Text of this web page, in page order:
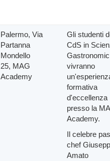
Palermo, Via
Partanna
Mondello
25, MAG
Academy
Gli studenti
CdS in
vivranno
formativa
d'eccellenza
presso la
Academy.
Il celebre
chef
Amato